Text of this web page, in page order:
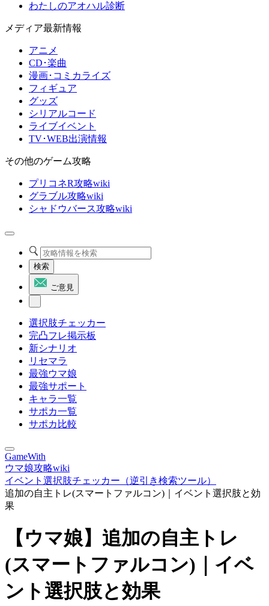
わたしのアオハル診断
メディア最新情報
アニメ
CD･楽曲
漫画･コミカライズ
フィギュア
グッズ
シリアルコード
ライブイベント
TV･WEB出演情報
その他のゲーム攻略
プリコネR攻略wiki
グラブル攻略wiki
シャドウバース攻略wiki
検索
ご意見
選択肢チェッカー
完凸フレ掲示板
新シナリオ
リセマラ
最強ウマ娘
最強サポート
キャラ一覧
サポカ一覧
サポカ比較
GameWith
ウマ娘攻略wiki
イベント選択肢チェッカー（逆引き検索ツール）
追加の自主トレ(スマートファルコン)｜イベント選択肢と効
果
【ウマ娘】追加の自主トレ
(スマートファルコン)｜イベ
ント選択肢と効果